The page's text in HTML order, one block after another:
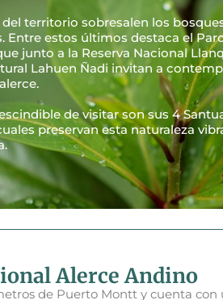
territorio sobresalen los
Entre estos últimos destaca el
junto a la Reserva Nacional
Lahuen Ñadi invitan a
de visitar son sus 4
preservan esta naturaleza
Alerce Andino
de Puerto Montt y cuenta